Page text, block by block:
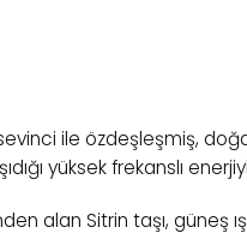
ile özdeşleşmiş,
yüksek frekanslı
alan Sitrin taşı,